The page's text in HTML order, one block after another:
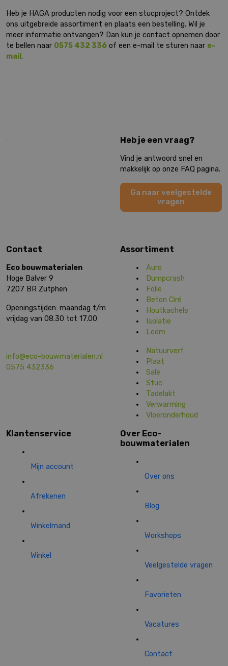
Heb je HAGA producten nodig voor een stucproject? Ontdek
ons uitgebreide assortiment en plaats een bestelling. Wil je
meer informatie ontvangen? Dan kun je contact opnemen door
te bellen naar 0575 432 336 of een e-mail te sturen naar e-
mail .
Heb je een vraag?
Vind je antwoord snel en
makkelijk op onze FAQ pagina.
Ga naar veelgestelde
vragen
Contact
Eco bouwmaterialen
Hoge Balver 9
7207 BR Zutphen
Openingstijden: maandag t/m
vrijdag van 08.30 tot 17.00
info@eco-bouwmaterialen.nl
0575 432336
Assortiment
Auro
Dumpcrash
Folie
Beton Ciré
Houtkachels
Isolatie
Leem
Natuurverf
Plaat
Sale
Stuc
Tadelakt
Verwarming
Vloeronderhoud
Klantenservice
Mijn account
Afrekenen
Winkelmand
Winkel
Over Eco-
bouwmaterialen
Over ons
Blog
Workshops
Veelgestelde vragen
Favorieten
Vacatures
Contact